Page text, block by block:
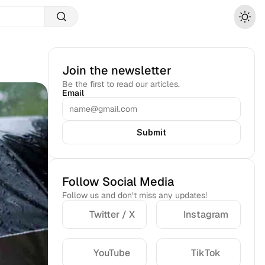
Join the newsletter
Be the first to read our articles.
Email
Submit
Follow Social Media
Follow us and don’t miss any updates!
Twitter / X Instagram
YouTube TikTok